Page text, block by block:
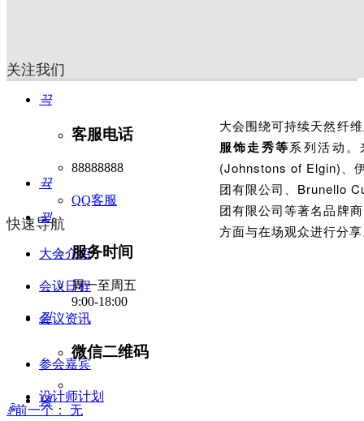
大会围绕可持续天然纤
服饰走秀等系列活动
(Johnstons of Elgin)、
团有限公司、Brunello
团有限公司等著名品牌
方面与在场观众进行分
ꄴ前一个：
无
关注我们
快速导航
大会介绍
会议日程
会议资讯
参会嘉宾
设计师计划
끅
客服电话
88888888
뀩
QQ客服
뀥
服务时间
周一至周五
9:00-18:00
낃
微信二维码
녕